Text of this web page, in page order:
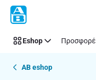
Παράλειψη
Eshop
AB eshop